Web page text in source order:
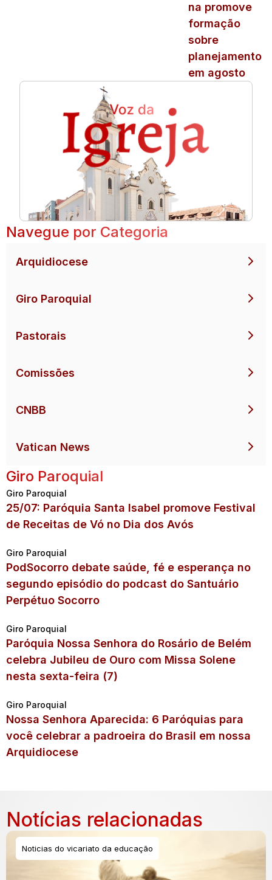
na promove
formação
sobre
planejamento
em agosto
Navegue por Categoria
Arquidiocese
Giro Paroquial
Pastorais
Comissões
CNBB
Vatican News
Giro Paroquial
Giro Paroquial
25/07: Paróquia Santa Isabel promove Festival
de Receitas de Vó no Dia dos Avós
Giro Paroquial
PodSocorro debate saúde, fé e esperança no
segundo episódio do podcast do Santuário
Perpétuo Socorro
Giro Paroquial
Paróquia Nossa Senhora do Rosário de Belém
celebra Jubileu de Ouro com Missa Solene
nesta sexta-feira (7)
Giro Paroquial
Nossa Senhora Aparecida: 6 Paróquias para
você celebrar a padroeira do Brasil em nossa
Arquidiocese
Notícias relacionadas
Noticias do vicariato da educação